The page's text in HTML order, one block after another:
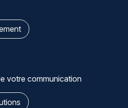
votre communication